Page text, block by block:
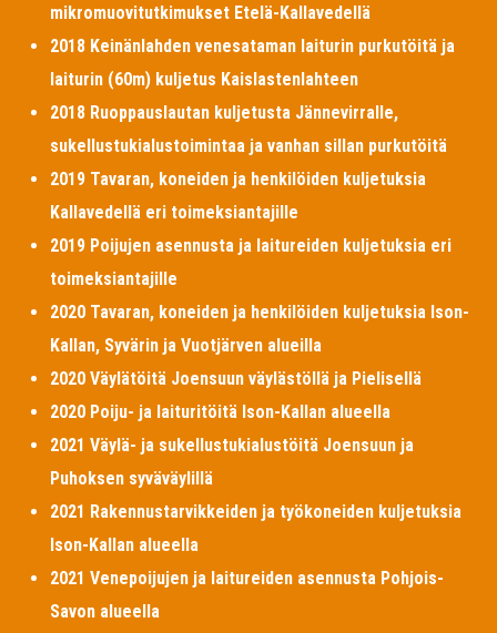
mikromuovitutkimukset Etelä-Kallavedellä
2018 Keinänlahden venesataman laiturin purkutöitä ja
laiturin (60m) kuljetus Kaislastenlahteen
2018 Ruoppauslautan kuljetusta Jännevirralle,
sukellustukialustoimintaa ja vanhan sillan purkutöitä
2019 Tavaran, koneiden ja henkilöiden kuljetuksia
Kallavedellä eri toimeksiantajille
2019 Poijujen asennusta ja laitureiden kuljetuksia eri
toimeksiantajille
2020 Tavaran, koneiden ja henkilöiden kuljetuksia Ison-
Kallan, Syvärin ja Vuotjärven alueilla
2020 Väylätöitä Joensuun väylästöllä ja Pielisellä
2020 Poiju- ja laituritöitä Ison-Kallan alueella
2021 Väylä- ja sukellustukialustöitä Joensuun ja
Puhoksen syväväylillä
2021 Rakennustarvikkeiden ja työkoneiden kuljetuksia
Ison-Kallan alueella
2021 Venepoijujen ja laitureiden asennusta Pohjois-
Savon alueella